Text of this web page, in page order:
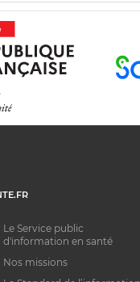
Le Service public
d'information en santé
Nos missions